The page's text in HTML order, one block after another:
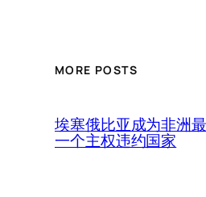
MORE POSTS
埃塞俄比亚成为非洲
一个主权违约国家